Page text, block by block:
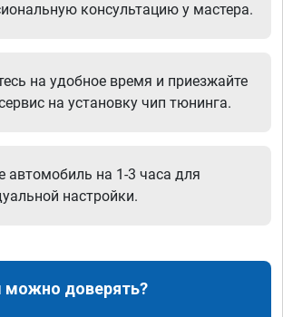
консультацию у мастера.
на удобное время и приезжайте
на установку чип тюнинга.
автомобиль на 1-3 часа для
настройки.
можно доверять?